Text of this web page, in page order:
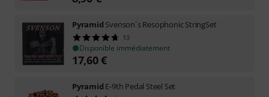
Pyramid Svenson´s Resophonic StringSet
13
Disponible immédiatement
17,60€
Pyramid E-9th Pedal Steel Set